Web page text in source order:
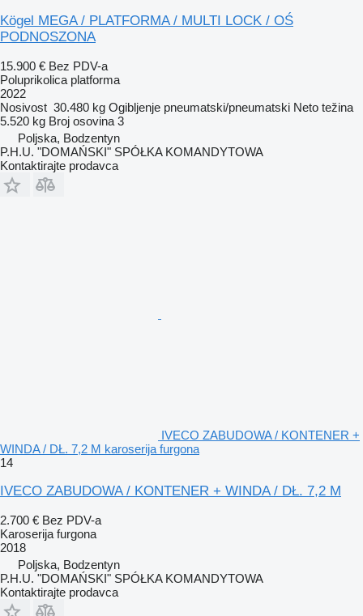
Kögel MEGA / PLATFORMA / MULTI LOCK / OŚ
PODNOSZONA
15.900 € Bez PDV-a
Poluprikolica platforma
2022
Nosivost 30.480 kg Ogibljenje pneumatski/pneumatski Neto težina
5.520 kg Broj osovina 3
Poljska, Bodzentyn
P.H.U. "DOMAŃSKI" SPÓŁKA KOMANDYTOWA
Kontaktirajte prodavca
IVECO ZABUDOWA / KONTENER +
WINDA / DŁ. 7,2 M karoserija furgona
14
IVECO ZABUDOWA / KONTENER + WINDA / DŁ. 7,2 M
2.700 € Bez PDV-a
Karoserija furgona
2018
Poljska, Bodzentyn
P.H.U. "DOMAŃSKI" SPÓŁKA KOMANDYTOWA
Kontaktirajte prodavca